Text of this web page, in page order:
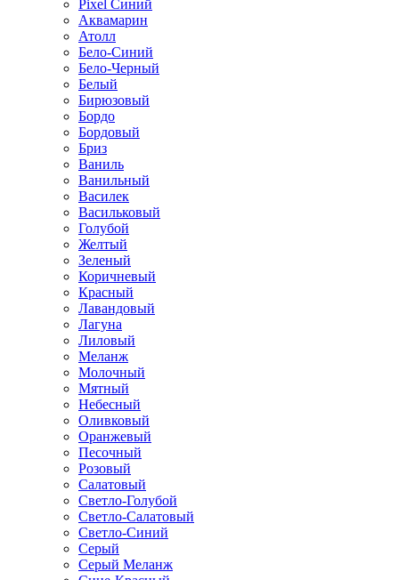
Pixel Синий
Аквамарин
Атолл
Бело-Синий
Бело-Черный
Белый
Бирюзовый
Бордо
Бордовый
Бриз
Ваниль
Ванильный
Василек
Васильковый
Голубой
Желтый
Зеленый
Коричневый
Красный
Лавандовый
Лагуна
Лиловый
Меланж
Молочный
Мятный
Небесный
Оливковый
Оранжевый
Песочный
Розовый
Салатовый
Светло-Голубой
Светло-Салатовый
Светло-Синий
Серый
Серый Меланж